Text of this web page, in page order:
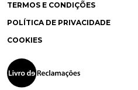
TERMOS E CONDIÇÕES
POLÍTICA DE PRIVACIDADE
COOKIES